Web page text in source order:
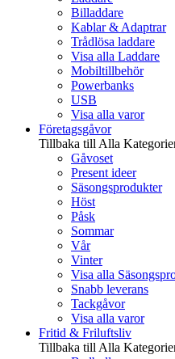
Billaddare
Kablar & Adaptrar
Trådlösa laddare
Visa alla Laddare
Mobiltillbehör
Powerbanks
USB
Visa alla varor
Företagsgåvor
Tillbaka till Alla
Gåvoset
Present ideer
Säsongsprodukter
Höst
Påsk
Sommar
Vår
Vinter
Visa alla
Snabb leverans
Tackgåvor
Visa alla varor
Fritid & Friluftsliv
Tillbaka till Alla